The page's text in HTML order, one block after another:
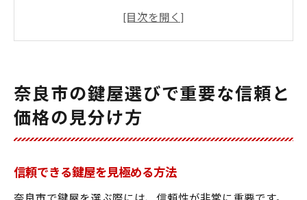
価格とサービスのバランスを考える
奈良市での鍵屋選びの注意点
鍵屋選びの鍵は透明性奈良市で安心を得る方法
信頼性の高い料金体系を理解する
サービス内容の明確化のポイント
奈良市の鍵屋選びで重要な信頼と
価格の見分け方
信頼できる鍵屋を見極める方法